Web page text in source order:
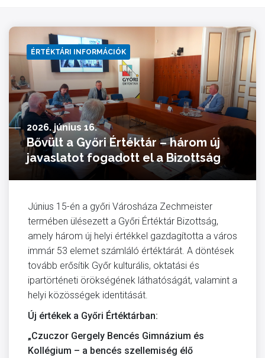
ÉRTÉKTÁRI INFORMÁCIÓK
2026. június 16.
Bővült a Győri Értéktár – három új
javaslatot fogadott el a Bizottság
Június 15-én a győri Városháza Zechmeister
termében ülésezett a Győri Értéktár Bizottság,
amely három új helyi értékkel gazdagította a város
immár 53 elemet számláló értéktárát. A döntések
tovább erősítik Győr kulturális, oktatási és
ipartörténeti örökségének láthatóságát, valamint a
helyi közösségek identitását.
Új értékek a Győri Értéktárban:
„Czuczor Gergely Bencés Gimnázium és
Kollégium – a bencés szellemiség élő